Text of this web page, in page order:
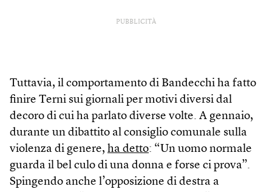
PUBBLICITÀ
Tuttavia, il comportamento di Bandecchi ha fatto
finire Terni sui giornali per motivi diversi dal
decoro di cui ha parlato diverse volte. A gennaio,
durante un dibattito al consiglio comunale sulla
violenza di genere, ha detto: “Un uomo normale
guarda il bel culo di una donna e forse ci prova”.
Spingendo anche l’opposizione di destra a